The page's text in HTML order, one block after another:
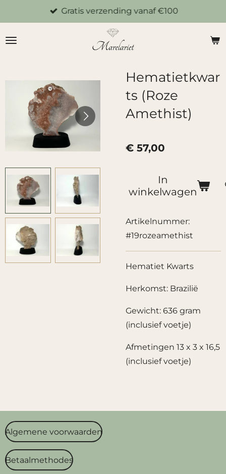
direct
naar
Gratis verzending vanaf €100
Hematietkwar
ts (Roze
Amethist)
€ 57,00
In
winkelwagen
Artikelnummer:
#19rozeamethist
Hematiet Kwarts
Herkomst: Brazilië
Gewicht: 636 gram
(inclusief voetje)
Afmetingen 13 x 3 x 16,5
(inclusief voetje)
Algemene voorwaarden
Betaalmethodes